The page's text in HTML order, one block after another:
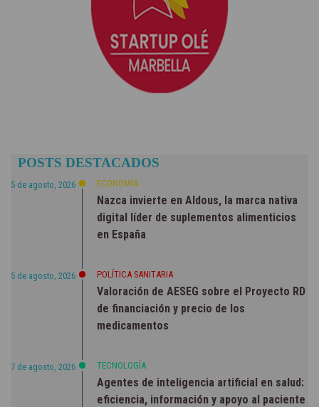
POSTS DESTACADOS
5 de agosto, 2026 ECONOMÍA
Nazca invierte en Aldous, la marca nativa
digital líder de suplementos alimenticios
en España
5 de agosto, 2026 POLÍTICA SANITARIA
Valoración de AESEG sobre el Proyecto RD
de financiación y precio de los
medicamentos
7 de agosto, 2026 TECNOLOGÍA
Agentes de inteligencia artificial en salud:
eficiencia, información y apoyo al paciente